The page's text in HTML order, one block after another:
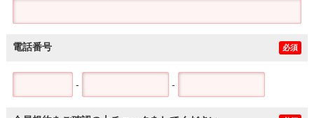
電話番号 必須
- -